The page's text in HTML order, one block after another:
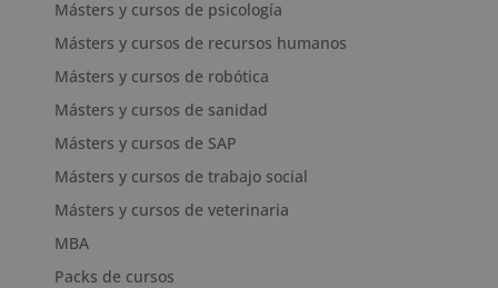
Másters y cursos de psicología
Másters y cursos de recursos humanos
Másters y cursos de robótica
Másters y cursos de sanidad
Másters y cursos de SAP
Másters y cursos de trabajo social
Másters y cursos de veterinaria
MBA
Packs de cursos